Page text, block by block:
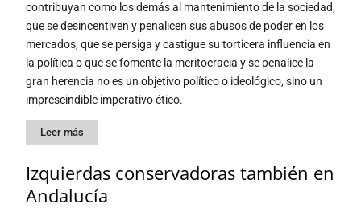
contribuyan como los demás al mantenimiento de la sociedad,
que se desincentiven y penalicen sus abusos de poder en los
mercados, que se persiga y castigue su torticera influencia en
la política o que se fomente la meritocracia y se penalice la
gran herencia no es un objetivo político o ideológico, sino un
imprescindible imperativo ético.
Leer más
Izquierdas conservadoras también en
Andalucía